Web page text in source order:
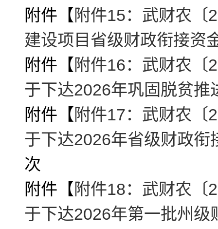
附件【 附件15：武财农〔
建设项目省级财政衔接资
附件【 附件16：武财农〔
于下达2026年巩固脱贫
附件【 附件17：武财农〔
于下达2026年省级财政
次
附件【 附件18：武财农〔
于下达2026年第一批州